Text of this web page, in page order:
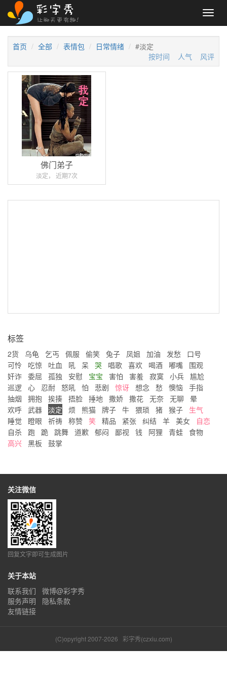
首页 全部 表情包 日常情绪
#淡定
按时间
人气 风评
佛门弟子
淡定， 近期7次
标签
2货 乌龟 乞丐 佩服 偷笑 兔子 凤姐 加油 发愁
口号
可怜
吃惊 吐血 吼 呆 哭 唱歌 喜欢 喝酒 嘟嘴
围观
奸诈 委屈 孤独 安慰 宝宝 害怕 害羞 寂寞 小兵 尴尬
巡逻
心 忍耐 怒吼 怕 悲剧 惊讶 想念 愁 懊恼
手指
抽烟
拥抱 挨揍 捂脸 捶地 撒娇 撒花 无奈 无聊
晕
欢呼 武器 淡定 烦 熊猫 牌子 牛 猥琐 猪 猴子
生气
睡觉
瞪眼 祈祷 称赞 笑 精品 紧张 纠结 羊 美女
自恋
自杀
跑 跪 跳舞 道歉 郁闷 鄙视 钱 阿狸 青蛙 食物
高兴 黑板 鼓掌
关注微信
回复文字即可生成图片
关于本站
联系我们
微博@彩字秀
服务声明
隐私条款
友情链接
(C)opyright 2007-2026 彩字秀(czxiu.com)